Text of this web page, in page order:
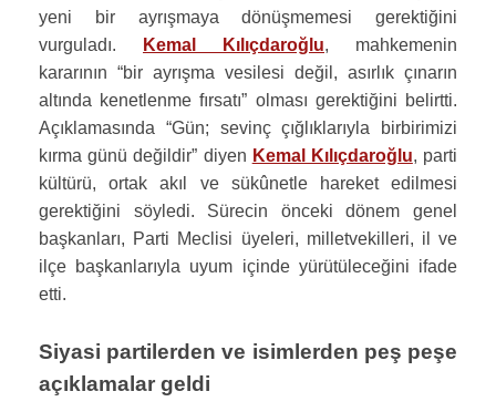
yeni bir ayrışmaya dönüşmemesi gerektiğini
vurguladı.
Kemal Kılıçdaroğlu, mahkemenin
kararının “bir ayrışma vesilesi değil, asırlık çınarın
altında kenetlenme fırsatı” olması gerektiğini belirtti.
Açıklamasında “Gün; sevinç çığlıklarıyla birbirimizi
kırma günü değildir” diyen Kemal Kılıçdaroğlu, parti
kültürü, ortak akıl ve sükûnetle hareket edilmesi
gerektiğini söyledi. Sürecin önceki dönem genel
başkanları, Parti Meclisi üyeleri, milletvekilleri, il ve
ilçe başkanlarıyla uyum içinde yürütüleceğini ifade
etti.
Siyasi partilerden ve isimlerden peş peşe
açıklamalar geldi